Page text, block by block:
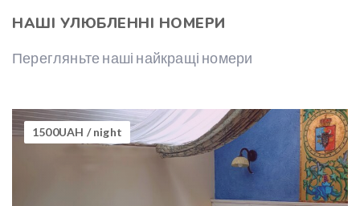
НАШІ УЛЮБЛЕННІ НОМЕРИ
Перегляньте наші найкращі номери
1500UAH / night